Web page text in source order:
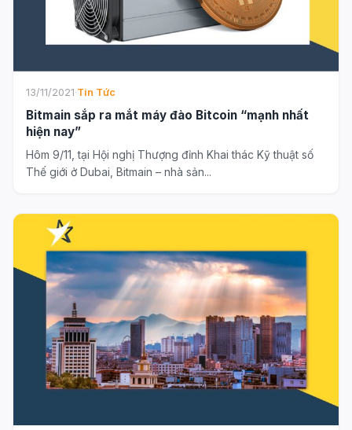
13/11/2021·Tin Tức
Bitmain sắp ra mắt máy đào Bitcoin “mạnh nhất
hiện nay”
Hôm 9/11, tại Hội nghị Thượng đỉnh Khai thác Kỹ thuật số
Thế giới ở Dubai, Bitmain – nhà sản...